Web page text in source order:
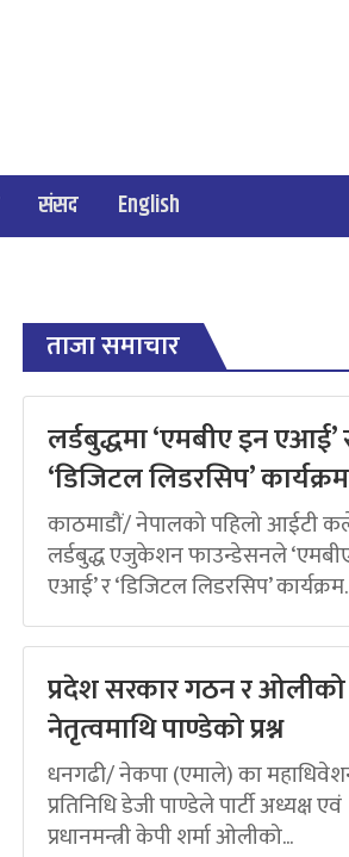
संसद English
ताजा समाचार
लर्डबुद्धमा ‘एमबीए इन एआई’
‘डिजिटल लिडरसिप’
काठमाडौं/ नेपालको पहिलो आईटी
लर्डबुद्ध एजुकेशन फाउन्डेसनले
एआई’ र ‘डिजिटल लिडरसिप’
प्रदेश सरकार गठन र ओलीको
नेतृत्वमाथि पाण्डेको प्रश्न
धनगढी/ नेकपा (एमाले) का
प्रतिनिधि डेजी पाण्डेले पार्टी अध्यक्ष एवं
प्रधानमन्त्री केपी शर्मा ओलीको...